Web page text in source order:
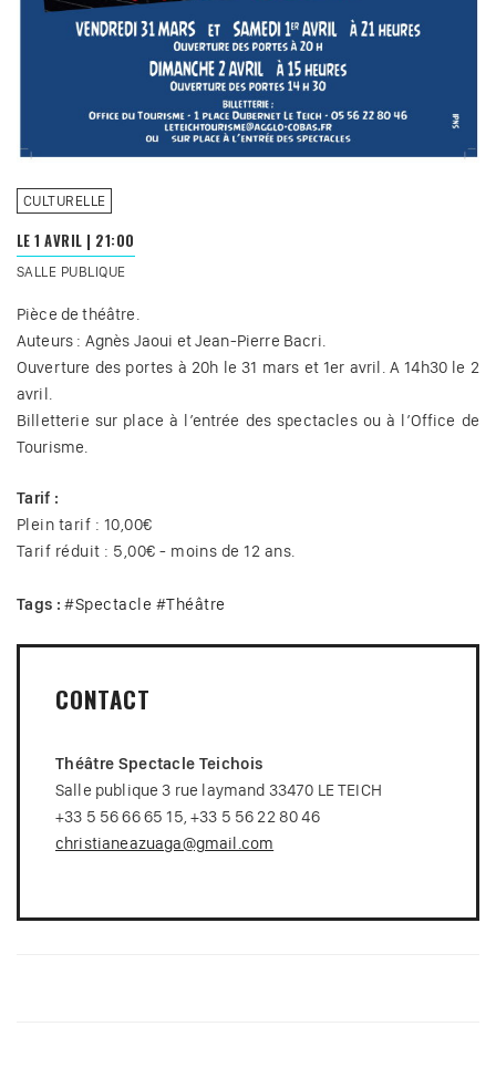
CULTURELLE
LE 1 AVRIL | 21:00
SALLE PUBLIQUE
Pièce de théâtre.
Auteurs : Agnès Jaoui et Jean-Pierre Bacri.
Ouverture des portes à 20h le 31 mars et 1er avril. A 14h30 le 2
avril.
Billetterie sur place à l’entrée des spectacles ou à l’Office de
Tourisme.
Tarif :
Plein tarif : 10,00€
Tarif réduit : 5,00€ - moins de 12 ans.
Tags : #Spectacle #Théâtre
CONTACT
Théâtre Spectacle Teichois
Salle publique 3 rue laymand 33470 LE TEICH
+33 5 56 66 65 15, +33 5 56 22 80 46
christianeazuaga@gmail.com